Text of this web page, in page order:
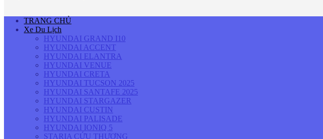
TRANG CHỦ
Xe Du Lịch
HYUNDAI GRAND I10
HYUNDAI ACCENT
HYUNDAI ELANTRA
HYUNDAI VENUE
HYUNDAI CRETA
HYUNDAI TUCSON 2025
HYUNDAI SANTAFE 2025
HYUNDAI STARGAZER
HYUNDAI CUSTIN
HYUNDAI PALISADE
HYUNDAI IONIQ 5
STARIA CỨU THƯƠNG